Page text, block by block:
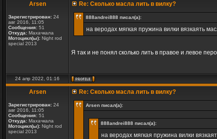
Arsen
Зарегистрирован: 24
авг 2016, 11:05
Сообщения: 51
Откуда: Махачкала
Мотоцикл(ы): Night rod
special 2013
Re: Сколько масла лить в вилку?
888andrei888 писал(а):
на веродах мягкая пружина вилки вязкаять
Я так и не понял сколько лить в правое и левое
24 апр 2022, 01:16
Arsen
Зарегистрирован: 24
авг 2016, 11:05
Сообщения: 51
Откуда: Махачкала
Мотоцикл(ы): Night rod
special 2013
Re: Сколько масла лить в вилку?
Arsen писал(а):
888andrei888 писал(а):
на веродах мягкая пружина вилки